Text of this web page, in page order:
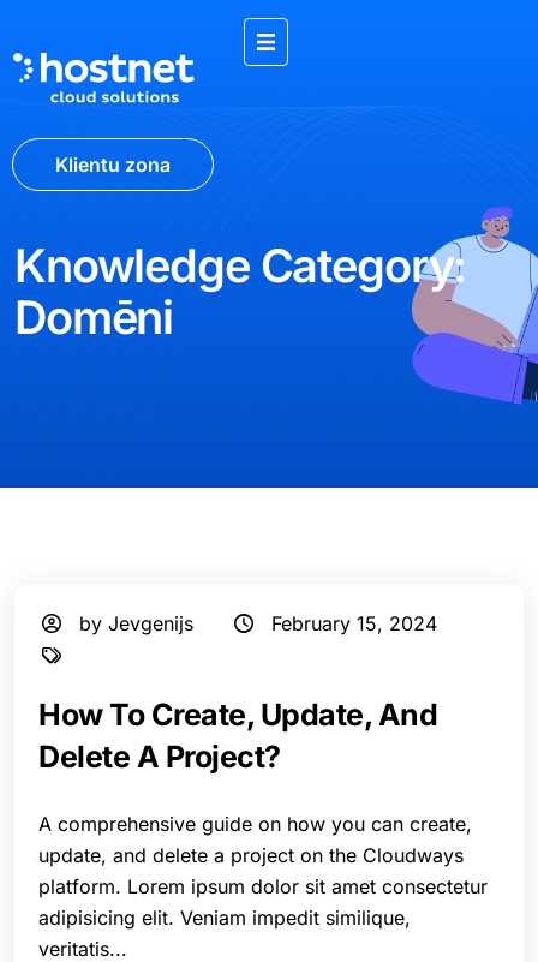
Klientu zona
Knowledge Category:
Domēni
by Jevgenijs February 15, 2024
How To Create, Update, And
Delete A Project?
A comprehensive guide on how you can create,
update, and delete a project on the Cloudways
platform. Lorem ipsum dolor sit amet consectetur
adipisicing elit. Veniam impedit similique,
veritatis...